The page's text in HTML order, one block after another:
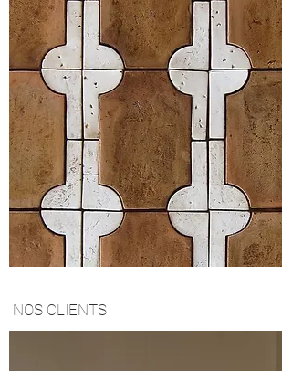
NOS CLIENTS